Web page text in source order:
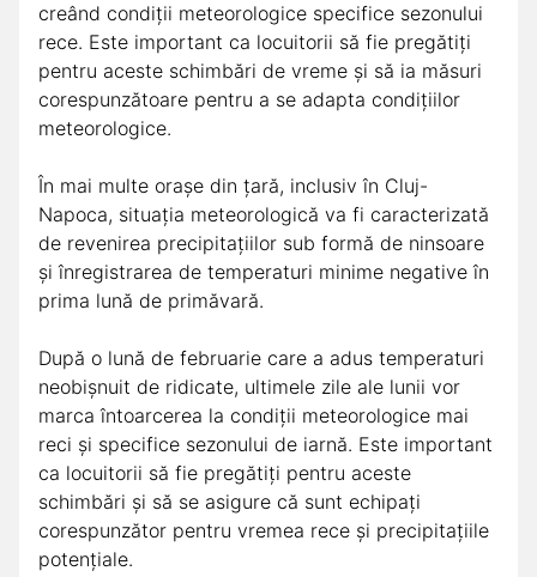
creând condiții meteorologice specifice sezonului
rece. Este important ca locuitorii să fie pregătiți
pentru aceste schimbări de vreme și să ia măsuri
corespunzătoare pentru a se adapta condițiilor
meteorologice.
În mai multe orașe din țară, inclusiv în Cluj-
Napoca, situația meteorologică va fi caracterizată
de revenirea precipitațiilor sub formă de ninsoare
și înregistrarea de temperaturi minime negative în
prima lună de primăvară.
După o lună de februarie care a adus temperaturi
neobișnuit de ridicate, ultimele zile ale lunii vor
marca întoarcerea la condiții meteorologice mai
reci și specifice sezonului de iarnă. Este important
ca locuitorii să fie pregătiți pentru aceste
schimbări și să se asigure că sunt echipați
corespunzător pentru vremea rece și precipitațiile
potențiale.